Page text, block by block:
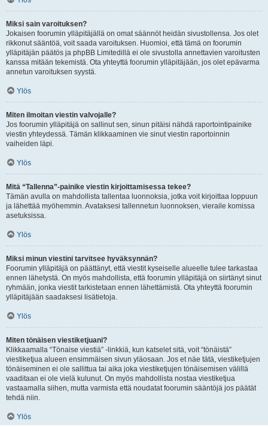
Miksi sain varoituksen?
Jokaisen foorumin ylläpitäjällä on omat säännöt heidän sivustollensa. Jos olet
rikkonut sääntöä, voit saada varoituksen. Huomioi, että tämä on foorumin
ylläpitäjän päätös ja phpBB Limitedillä ei ole sivustolla annettavien varoitusten
kanssa mitään tekemistä. Ota yhteyttä foorumin ylläpitäjään, jos olet epävarma
annetun varoituksen syystä.
Ylös
Miten ilmoitan viestin valvojalle?
Jos foorumin ylläpitäjä on sallinut sen, sinun pitäisi nähdä raportointipainike
viestin yhteydessä. Tämän klikkaaminen vie sinut viestin raportoinnin
vaiheiden läpi.
Ylös
Mitä “Tallenna”-painike viestin kirjoittamisessa tekee?
Tämän avulla on mahdollista tallentaa luonnoksia, jotka voit kirjoittaa loppuun
ja lähettää myöhemmin. Avataksesi tallennetun luonnoksen, vieraile komissa
asetuksissa.
Ylös
Miksi minun viestini tarvitsee hyväksynnän?
Foorumin ylläpitäjä on päättänyt, että viestit kyseiselle alueelle tulee tarkastaa
ennen lähetystä. On myös mahdollista, että foorumin ylläpitäjä on siirtänyt sinut
ryhmään, jonka viestit tarkistetaan ennen lähettämistä. Ota yhteyttä foorumin
ylläpitäjään saadaksesi lisätietoja.
Ylös
Miten tönäisen viestiketjuani?
Klikkaamalla “Tönaise viestiä” -linkkiä, kun katselet sitä, voit “tönäistä”
viestiketjua alueen ensimmäisen sivun yläosaan. Jos et näe tätä, viestiketjujen
tönäiseminen ei ole sallittua tai aika joka viestiketjujen tönäisemisen välillä
vaaditaan ei ole vielä kulunut. On myös mahdollista nostaa viestiketjua
vastaamalla siihen, mutta varmista että noudatat foorumin sääntöjä jos päätät
tehdä niin.
Ylös